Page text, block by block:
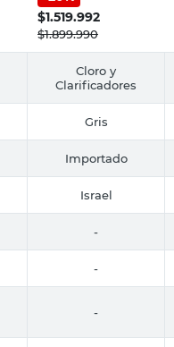
$1.519.992
$1.899.990
Cloro y
Clarificadores
Gris
Importado
Israel
-
-
-